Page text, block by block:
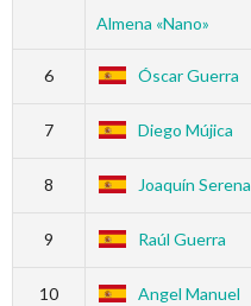
Almena «Nano»
6 Óscar Guerra
7 Diego Mújica
8 Joaquín Serena
9 Raúl Guerra
10
Angel Manuel